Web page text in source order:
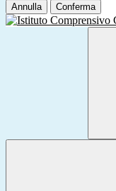
Annulla Conferma